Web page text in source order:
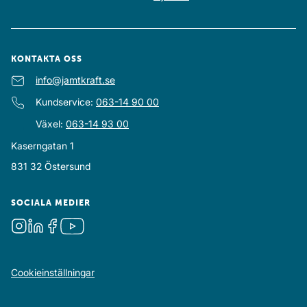
KONTAKTA OSS
E-post:
info@jamtkraft.se
Kundservice: 063-14 90 00
Växel: 063-14 93 00
Kaserngatan 1
831 32 Östersund
SOCIALA MEDIER
Cookieinställningar